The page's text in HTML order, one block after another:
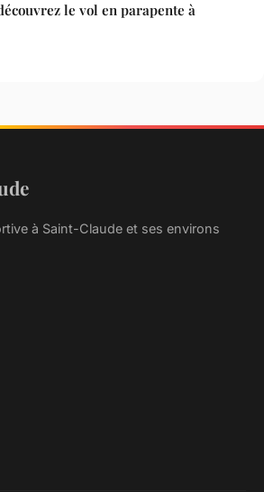
le vol en parapente à
à Saint-Claude et ses environs